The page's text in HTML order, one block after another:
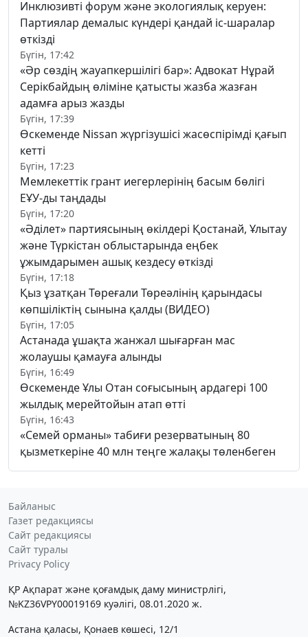
Инклюзивті форум және экологиялық керуен:
Партиялар демалыс күндері қандай іс-шаралар
өткізді
Бүгін, 17:42
«Әр сөздің жауапкершілігі бар»: Адвокат Нұрай
Серікбайдың өліміне қатысты жазба жазған
адамға арыз жазды
Бүгін, 17:39
Өскеменде Nissan жүргізушісі жасөспірімді қағып
кетті
Бүгін, 17:23
Мемлекеттік грант иегерлерінің басым бөлігі
ЕҰУ-ды таңдады
Бүгін, 17:20
«Әділет» партиясының өкілдері Қостанай, Ұлытау
және Түркістан облыстарында еңбек
ұжымдарымен ашық кездесу өткізді
Бүгін, 17:18
Қыз ұзатқан Төреғали Төреәлінің қарындасы
көпшіліктің сынына қалды (ВИДЕО)
Бүгін, 17:05
Астанада ұшақта жанжал шығарған мас
жолаушы қамауға алынды
Бүгін, 16:49
Өскеменде Ұлы Отан соғысының ардагері 100
жылдық мерейтойын атап өтті
Бүгін, 16:43
«Семей орманы» табиғи резерватының 80
қызметкеріне 40 млн теңге жалақы төленбеген
Байланыс
Газет редакциясы
Сайт редакциясы
Сайт туралы
Privacy Policy
ҚР Ақпарат және қоғамдық даму министрлігі,
№KZ36VPY00019169 куәлігі, 08.01.2020 ж.
Астана қаласы, Қонаев көшесі, 12/1